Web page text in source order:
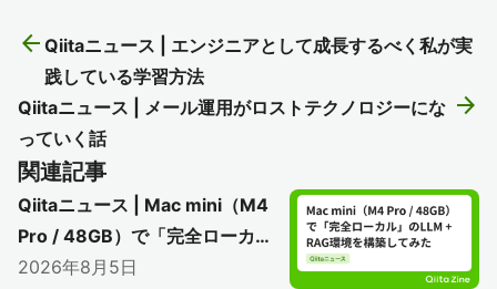
arrow_back Qiitaニュース | エンジニアとして成長するべく私が実
践している学習方法
arrow_forward
Qiitaニュース | メール運用がロストテクノロジーにな
っていく話
関連記事
Qiitaニュース | Mac mini（M4
Pro / 48GB）で「完全ローカ
ル」のLLM + RAG環境を構築し
2026年8月5日